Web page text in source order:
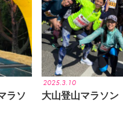
ラソ
2025.3.10
大山登山マラソン